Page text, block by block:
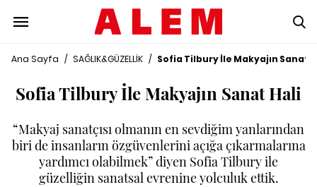
Ana Sayfa / SAĞLIK&GÜZELLİK / Sofia Tilbury İle Makyajın Sanat
Sofia Tilbury İle Makyajın Sanat Hali
“Makyaj sanatçısı olmanın en sevdiğim yanlarından
biri de insanların özgüvenlerini açığa çıkarmalarına
yardımcı olabilmek” diyen Sofia Tilbury ile
güzelliğin sanatsal evrenine yolculuk ettik.